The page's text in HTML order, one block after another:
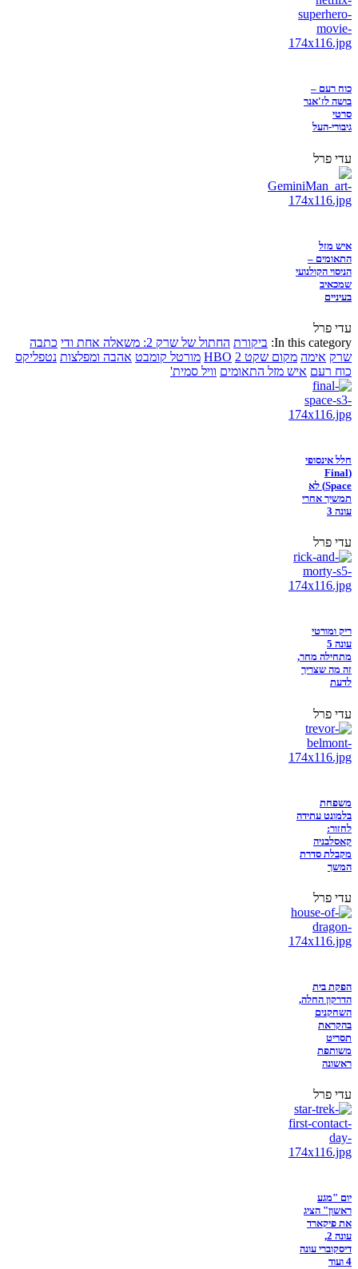
כוח רעם –
בושה לז'אנר
סרטי
גיבורי-העל
עדי פרל
איש מזל
התאומים –
הניסוי הקולנועי
שמכאיב
בעיניים
עדי פרל
In this category: ביקורת החתול של שרק 2: משאלה אחת ודי
כתבה
שרק אימה מקום שקט 2 HBO מורטל קומבט אהבה ומפלצות נטפליקס
כוח רעם איש מזל התאומים וויל סמית'
חלל אינסופי
(Final
Space) לא
תמשיך אחרי
עונה 3
עדי פרל
ריק ומורטי
עונה 5
מתחילה מחר,
זה מה שצריך
לדעת
עדי פרל
משפחת
בלמונט עתידה
לחזור:
קאסלבניה
מקבלת סדרת
המשך
עדי פרל
הפקת בית
הדרקון החלה,
השחקנים
בהקראת
תסריט
משותפת
ראשונה
עדי פרל
יום "מגע
ראשון" הציג
את פיקארד
עונה 2,
דיסקוברי עונה
4 ועוד